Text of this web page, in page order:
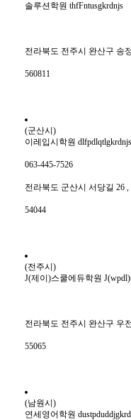
솔루션학원 thfFntusgkrdnjs
전라북도 전주시 완산구 송
560811
(군산시)
이레입시학원 dlfpdlqtlgkrdnjs
063-445-7526
전라북도 군산시 서당길 26
54044
(전주시)
J(제이)스쿨에듀학원
전라북도 전주시 완산구 우
55065
(남원시)
연세영어학원